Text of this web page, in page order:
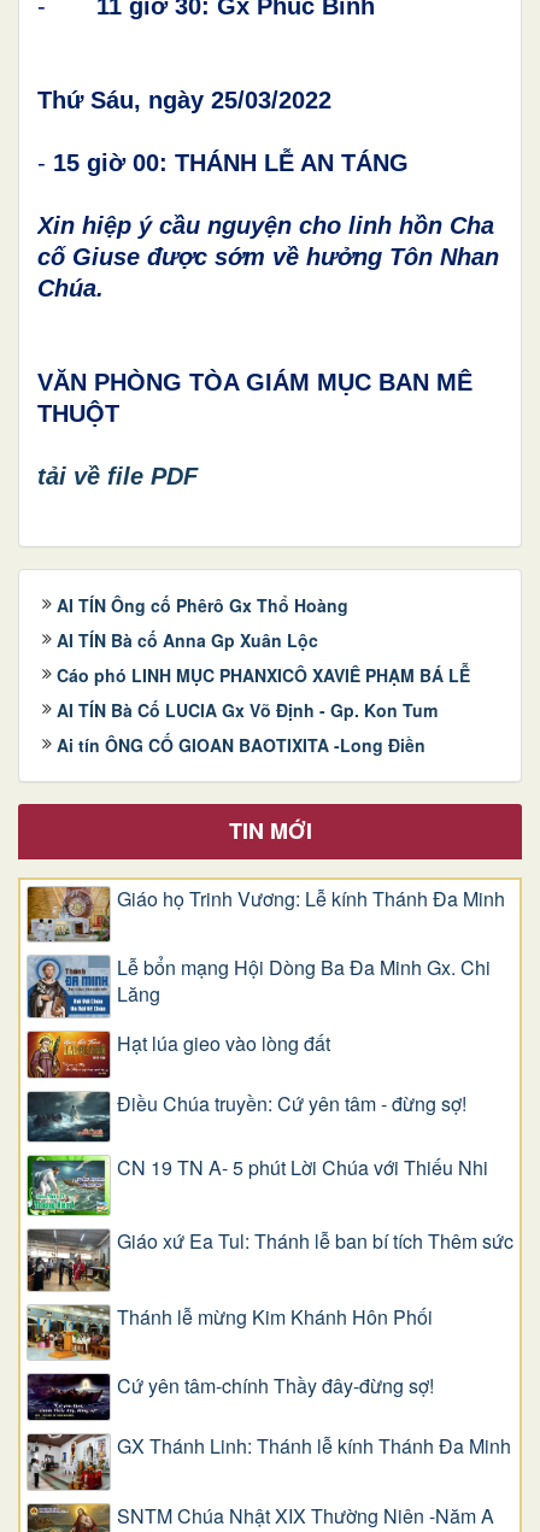
- 11 giờ 30: Gx Phúc Bình
Thứ Sáu, ngày 25/03/2022
- 15 giờ 00: THÁNH LỄ AN TÁNG
Xin hiệp ý cầu nguyện cho linh hồn Cha
cố Giuse được sớm về hưởng Tôn Nhan
Chúa.
VĂN PHÒNG TÒA GIÁM MỤC BAN MÊ
THUỘT
tải về file PDF
AI TÍN Ông cố Phêrô Gx Thổ Hoàng
AI TÍN Bà cố Anna Gp Xuân Lộc
Cáo phó LINH MỤC PHANXICÔ XAVIÊ PHẠM BÁ LỄ
AI TÍN Bà Cố LUCIA Gx Võ Định - Gp. Kon Tum
Ai tín ÔNG CỐ GIOAN BAOTIXITA -Long Điền
TIN MỚI
Giáo họ Trinh Vương: Lễ kính Thánh Đa Minh
Lễ bổn mạng Hội Dòng Ba Đa Minh Gx. Chi
Lăng
Hạt lúa gieo vào lòng đất
Điều Chúa truyền: Cứ yên tâm - đừng sợ!
CN 19 TN A- 5 phút Lời Chúa với Thiếu Nhi
Giáo xứ Ea Tul: Thánh lễ ban bí tích Thêm sức
Thánh lễ mừng Kim Khánh Hôn Phối
Cứ yên tâm-chính Thầy đây-đừng sợ!
GX Thánh Linh: Thánh lễ kính Thánh Đa Minh
SNTM Chúa Nhật XIX Thường Niên -Năm A